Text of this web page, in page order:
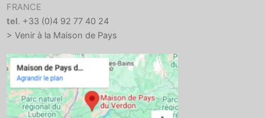
FRANCE
tel. +33 (0)4 92 77 40 24
> Venir à la Maison de Pays